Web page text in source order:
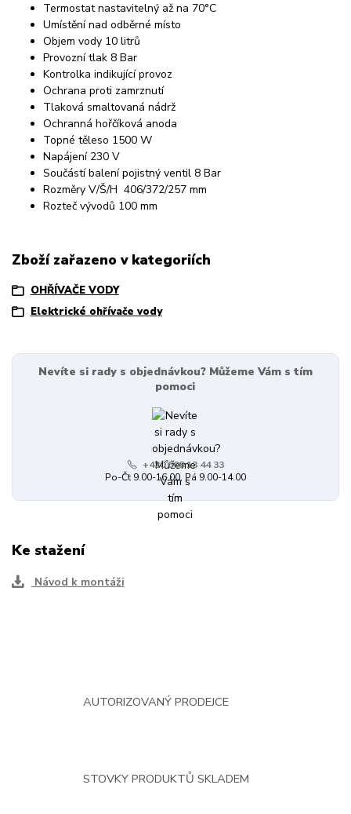
Termostat nastavitelný až na 70°C
Umístění nad odběrné místo
Objem vody 10 litrů
Provozní tlak 8 Bar
Kontrolka indikující provoz
Ochrana proti zamrznutí
Tlaková smaltovaná nádrž
Ochranná hořčíková anoda
Topné těleso 1500 W
Napájení 230 V
Součástí balení pojistný ventil 8 Bar
Rozměry V/Š/H 406/372/257 mm
Rozteč vývodů 100 mm
Zboží zařazeno v kategoriích
OHŘÍVAČE VODY
Elektrické ohřívače vody
Nevíte si rady s objednávkou? Můžeme Vám s tím
pomoci
+420 608 13 44 33
Po-Čt 9.00-16.00, Pá 9.00-14.00
Ke stažení
Návod k montáži
AUTORIZOVANÝ PRODEJCE
STOVKY PRODUKTŮ SKLADEM